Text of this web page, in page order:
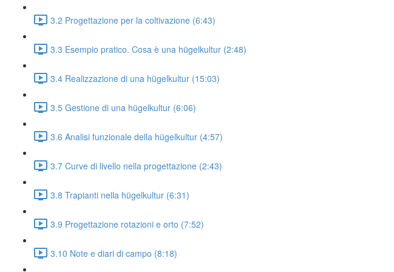
3.2 Progettazione per la coltivazione (6:43)
3.3 Esempio pratico. Cosa è una hügelkultur (2:48)
3.4 Realizzazione di una hügelkultur (15:03)
3.5 Gestione di una hügelkultur (6:06)
3.6 Analisi funzionale della hügelkultur (4:57)
3.7 Curve di livello nella progettazione (2:43)
3.8 Trapianti nella hügelkultur (6:31)
3.9 Progettazione rotazioni e orto (7:52)
3.10 Note e diari di campo (8:18)